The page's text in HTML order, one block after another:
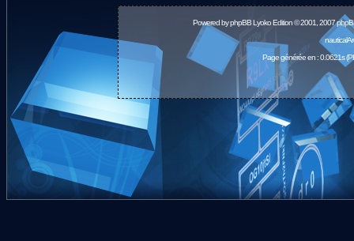
Powered byphpBBLyoko Edition © 2001, 2007
Page générée en : 0.0621s